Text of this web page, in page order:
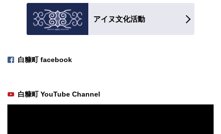
アイヌ文化活動
関
情
白糠町 facebook
白糠町 YouTube Channel